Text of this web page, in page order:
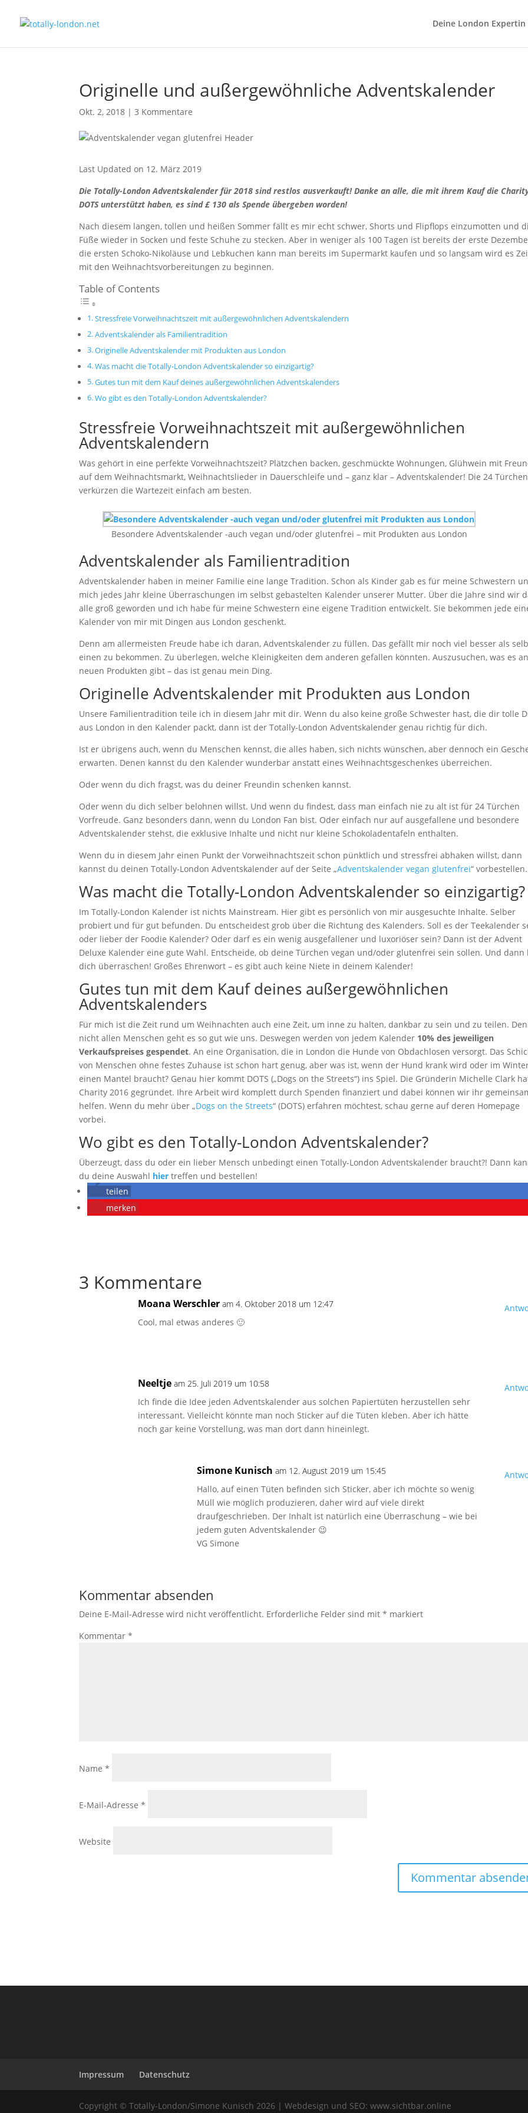
Deine London Expertin
Originelle und außergewöhnliche Adventskalender
Okt. 2, 2018 |3 Kommentare
Last Updated on 12. März 2019
Die Totally-London Adventskalender für 2018 sind restlos ausverkauft! Danke an alle, die mit ihrem Kauf die
DOTS unterstützt haben, es sind £ 130 als Spende übergeben worden!
Nach diesem langen, tollen und heißen Sommer fällt es mir echt schwer, Shorts und Flipflops einzumotten und
Füße wieder in Socken und feste Schuhe zu stecken. Aber in weniger als 100 Tagen ist bereits der erste
die ersten Schoko-Nikoläuse und Lebkuchen kann man bereits im Supermarkt kaufen und so langsam wird es
mit den Weihnachtsvorbereitungen zu beginnen.
Table of Contents
Stressfreie Vorweihnachtszeit mit außergewöhnlichen Adventskalendern
Adventskalender als Familientradition
Originelle Adventskalender mit Produkten aus London
Was macht die Totally-London Adventskalender so einzigartig?
Gutes tun mit dem Kauf deines außergewöhnlichen Adventskalenders
Wo gibt es den Totally-London Adventskalender?
Stressfreie Vorweihnachtszeit mit außergewöhnlichen
Adventskalendern
Was gehört in eine perfekte Vorweihnachtszeit? Plätzchen backen, geschmückte Wohnungen, Glühwein mit
auf dem Weihnachtsmarkt, Weihnachtslieder in Dauerschleife und – ganz klar – Adventskalender! Die 24 Türchen
verkürzen die Wartezeit einfach am besten.
Besondere Adventskalender -auch vegan und/oder glutenfrei – mit Produkten aus London
Adventskalender als Familientradition
Adventskalender haben in meiner Familie eine lange Tradition. Schon als Kinder gab es für meine Schwestern
mich jedes Jahr kleine Überraschungen im selbst gebastelten Kalender unserer Mutter. Über die Jahre sind wir
alle groß geworden und ich habe für meine Schwestern eine eigene Tradition entwickelt. Sie bekommen jede
Kalender von mir mit Dingen aus London geschenkt.
Denn am allermeisten Freude habe ich daran, Adventskalender zu füllen. Das gefällt mir noch viel besser als
einen zu bekommen. Zu überlegen, welche Kleinigkeiten dem anderen gefallen könnten. Auszusuchen, was es an
neuen Produkten gibt – das ist genau mein Ding.
Originelle Adventskalender mit Produkten aus London
Unsere Familientradition teile ich in diesem Jahr mit dir. Wenn du also keine große Schwester hast, die dir tolle
aus London in den Kalender packt, dann ist der Totally-London Adventskalender genau richtig für dich.
Ist er übrigens auch, wenn du Menschen kennst, die alles haben, sich nichts wünschen, aber dennoch ein
erwarten. Denen kannst du den Kalender wunderbar anstatt eines Weihnachtsgeschenkes überreichen.
Oder wenn du dich fragst, was du deiner Freundin schenken kannst.
Oder wenn du dich selber belohnen willst. Und wenn du findest, dass man einfach nie zu alt ist für 24 Türchen
Vorfreude. Ganz besonders dann, wenn du London Fan bist. Oder einfach nur auf ausgefallene und besondere
Adventskalender stehst, die exklusive Inhalte und nicht nur kleine Schokoladentafeln enthalten.
Wenn du in diesem Jahr einen Punkt der Vorweihnachtszeit schon pünktlich und stressfrei abhaken willst, dann
kannst du deinen Totally-London Adventskalender auf der Seite „Adventskalender vegan glutenfrei“ vorbestellen.
Was macht die Totally-London Adventskalender so einzigartig?
Im Totally-London Kalender ist nichts Mainstream. Hier gibt es persönlich von mir ausgesuchte Inhalte. Selber
probiert und für gut befunden. Du entscheidest grob über die Richtung des Kalenders. Soll es der Teekalender
oder lieber der Foodie Kalender? Oder darf es ein wenig ausgefallener und luxoriöser sein? Dann ist der Advent
Deluxe Kalender eine gute Wahl. Entscheide, ob deine Türchen vegan und/oder glutenfrei sein sollen. Und dann
dich überraschen! Großes Ehrenwort – es gibt auch keine Niete in deinem Kalender!
Gutes tun mit dem Kauf deines außergewöhnlichen
Adventskalenders
Für mich ist die Zeit rund um Weihnachten auch eine Zeit, um inne zu halten, dankbar zu sein und zu teilen.
nicht allen Menschen geht es so gut wie uns. Deswegen werden von jedem Kalender 10% des jeweiligen
Verkaufspreises gespendet. An eine Organisation, die in London die Hunde von Obdachlosen versorgt. Das
von Menschen ohne festes Zuhause ist schon hart genug, aber was ist, wenn der Hund krank wird oder im
einen Mantel braucht? Genau hier kommt DOTS („Dogs on the Streets“) ins Spiel. Die Gründerin Michelle Clark
Charity 2016 gegründet. Ihre Arbeit wird komplett durch Spenden finanziert und dabei können wir ihr
helfen. Wenn du mehr über „Dogs on the Streets“ (DOTS) erfahren möchtest, schau gerne auf deren Homepage
vorbei.
Wo gibt es den Totally-London Adventskalender?
Überzeugt, dass du oder ein lieber Mensch unbedingt einen Totally-London Adventskalender braucht?! Dann
du deine Auswahl hier treffen und bestellen!
teilen
merken
3 Kommentare
Moana Werschler am 4. Oktober 2018 um 12:47
Cool, mal etwas anderes 🙂
Neeltje am 25. Juli 2019 um 10:58
Ich finde die Idee jeden Adventskalender aus solchen Papiertüten herzustellen sehr
interessant. Vielleicht könnte man noch Sticker auf die Tüten kleben. Aber ich hätte
noch gar keine Vorstellung, was man dort dann hineinlegt.
Simone Kunisch am 12. August 2019 um 15:45
Hallo, auf einen Tüten befinden sich Sticker, aber ich möchte so wenig
Müll wie möglich produzieren, daher wird auf viele direkt
draufgeschrieben. Der Inhalt ist natürlich eine Überraschung – wie bei
jedem guten Adventskalender 😉
VG Simone
Kommentar absenden
Deine E-Mail-Adresse wird nicht veröffentlicht. Erforderliche Felder sind mit* markiert
Kommentar*
Name*
E-Mail-Adresse*
Website
Impressum Datenschutz
Copyright © Totally-London/Simone Kunisch 2026 | Webdesign und SEO: www.sichtbar.online